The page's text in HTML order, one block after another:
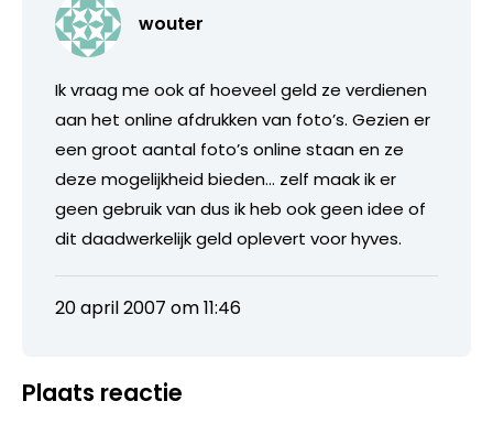
wouter
Ik vraag me ook af hoeveel geld ze verdienen
aan het online afdrukken van foto’s. Gezien er
een groot aantal foto’s online staan en ze
deze mogelijkheid bieden… zelf maak ik er
geen gebruik van dus ik heb ook geen idee of
dit daadwerkelijk geld oplevert voor hyves.
20 april 2007 om 11:46
Plaats reactie